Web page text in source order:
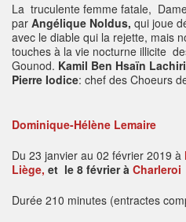
La truculente femme fatale,
par Angélique Noldus, qui joue
avec le diable qui la rejette, mais
touches à la vie nocturne illicite
Gounod. Kamil Ben Hsaïn Lachiri
Pierre Iodice: chef des Choeurs
Dominique-Hélène Lemaire
Du 23 janvier au 02 février 2019 à
Liège, et le 8 février à Charleroi
Durée 210 minutes (entractes